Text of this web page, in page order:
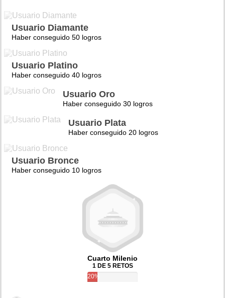
Usuario Diamante
Haber conseguido 50 logros
Usuario Platino
Haber conseguido 40 logros
Usuario Oro
Haber conseguido 30 logros
Usuario Plata
Haber conseguido 20 logros
Usuario Bronce
Haber conseguido 10 logros
Cuarto Milenio
1 DE 5 RETOS
20%